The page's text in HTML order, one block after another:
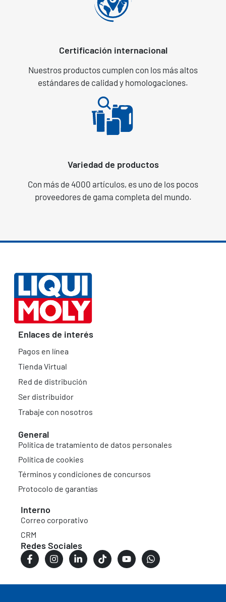
Certificación internacional
Nuestros productos cumplen con los más altos
estándares de calidad y homologaciones.
Variedad de productos
Con más de 4000 artículos, es uno de los pocos
proveedores de gama completa del mundo.
Enlaces de interés
Pagos en línea
Tienda Virtual
Red de distribución
Ser distribuidor
Trabaje con nosotros
General
Política de tratamiento de datos personales
Política de cookies
Términos y condiciones de concursos
Protocolo de garantías
Interno
Correo corporativo
CRM
Redes Sociales